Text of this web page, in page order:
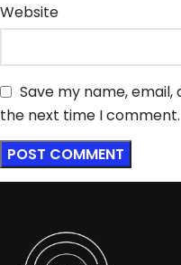
Website
Save my name,
the next time I comment.